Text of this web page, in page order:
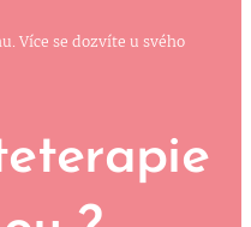
Více se dozvíte u svého